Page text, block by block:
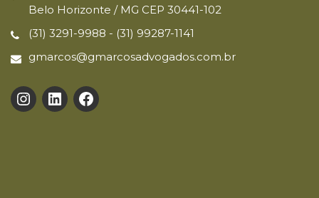
Belo Horizonte / MG CEP 30441-102
(31) 3291-9988 - (31) 99287-1141
gmarcos@gmarcosadvogados.com.br